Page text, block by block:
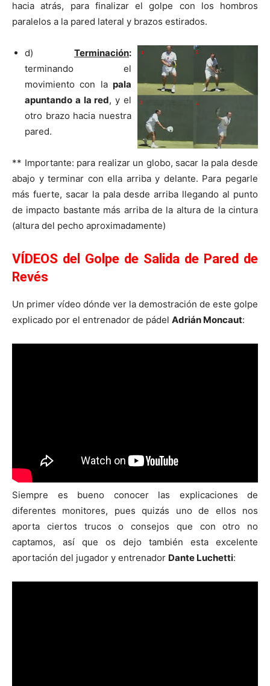
hacia atrás, para finalizar el golpe con los hombros
paralelos a la pared lateral y brazos estirados.
d) Terminación:
terminando el
movimiento con la pala
apuntando a la red, y el
otro brazo hacia nuestra
pared.
** Importante: para realizar un globo, sacar la pala desde
abajo y terminar con ella arriba y delante. Para pegarle
más fuerte, sacar la pala desde arriba llegando al punto
de impacto bastante más arriba de la altura de la cintura
(altura del pecho aproximadamente)
VÍDEOS del Golpe de Salida de Pared de
Revés
Un primer vídeo dónde ver la demostración de este golpe
explicado por el entrenador de pádel Adrián Moncaut:
Siempre es bueno conocer las explicaciones de
diferentes monitores, pues quizás uno de ellos nos
aporta ciertos trucos o consejos que con otro no
captamos, así que os dejo también esta excelente
aportación del jugador y entrenador Dante Luchetti: